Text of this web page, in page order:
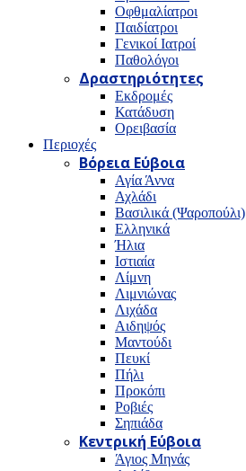
Οφθμαλίατροι
Παιδίατροι
Γενικοί Ιατροί
Παθολόγοι
Δραστηριότητες
Εκδρομές
Κατάδυση
Ορειβασία
Περιοχές
Βόρεια Εύβοια
Αγία Άννα
Αχλάδι
Βασιλικά (Ψαροπούλι)
Ελληνικά
Ήλια
Ιστιαία
Λίμνη
Λιμνιώνας
Λιχάδα
Αιδηψός
Μαντούδι
Πευκί
Πήλι
Προκόπι
Ροβιές
Σηπιάδα
Κεντρική Εύβοια
Άγιος Μηνάς